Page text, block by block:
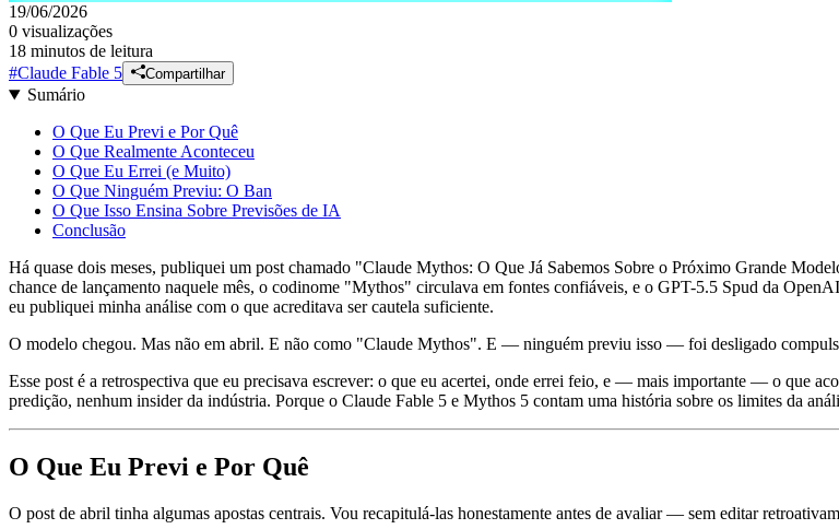
19/06/2026
0 visualizações
18 minutos de leitura
#Claude Fable 5 Compartilhar
Sumário
O Que Eu Previ e Por Quê
O Que Realmente Aconteceu
O Que Eu Errei (e Muito)
O Que Ninguém Previu: O Ban
O Que Isso Ensina Sobre Previsões de IA
Conclusão
Há quase dois meses, publiquei um post chamado "Claude Mythos: O Que Já Sabemos Sobre o Próximo Grande
chance de lançamento naquele mês, o codinome "Mythos" circulava em fontes confiáveis, e o GPT-5.5 Spud da
eu publiquei minha análise com o que acreditava ser cautela suficiente.
O modelo chegou. Mas não em abril. E não como "Claude Mythos". E — ninguém previu isso — foi desligado
Esse post é a retrospectiva que eu precisava escrever: o que eu acertei, onde errei feio, e — mais importante — o que
predição, nenhum insider da indústria. Porque o Claude Fable 5 e Mythos 5 contam uma história sobre os limites da
O Que Eu Previ e Por Quê
O post de abril tinha algumas apostas centrais. Vou recapitulá-las honestamente antes de avaliar — sem editar